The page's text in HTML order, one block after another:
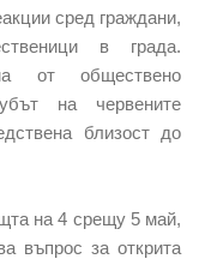
сред граждани,
в града.
от обществено
на червените
близост до
на 4 срещу 5 май,
въпрос за открита